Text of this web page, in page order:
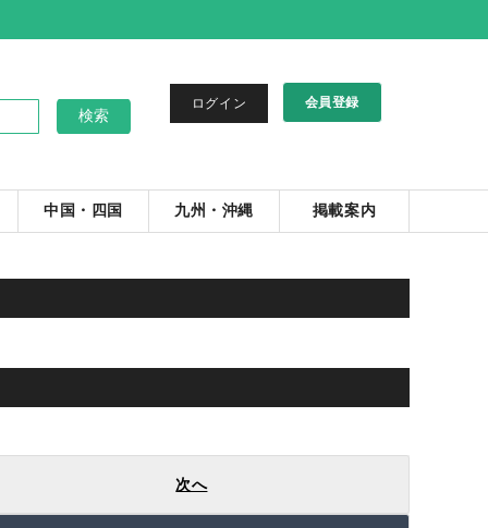
ログイン 会員登録
中国・四国 九州・沖縄 掲載案内
次へ